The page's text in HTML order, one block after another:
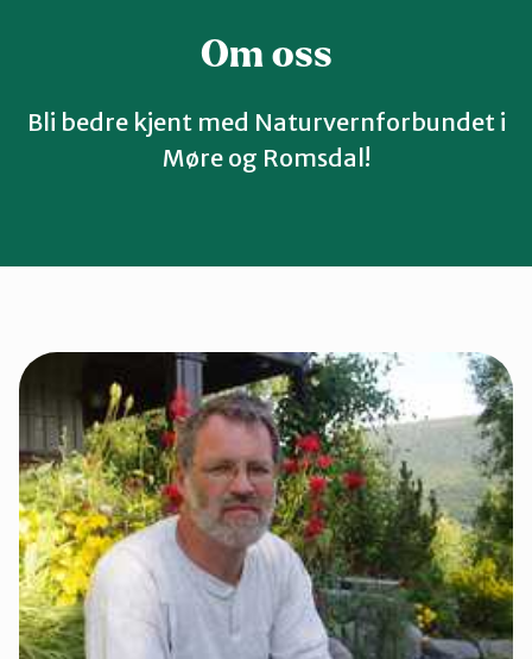
Om oss
Bli bedre kjent med Naturvernforbundet i
Møre og Romsdal!